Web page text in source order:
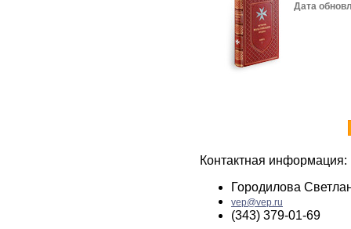
Дата
Контактная информация:
Городилова
vep@vep.ru
(343) 379-01-69